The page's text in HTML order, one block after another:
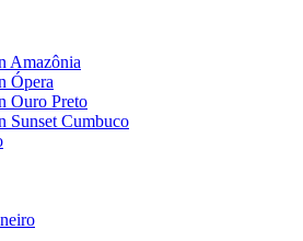
Amazônia
Ópera
Ouro Preto
Sunset Cumbuco